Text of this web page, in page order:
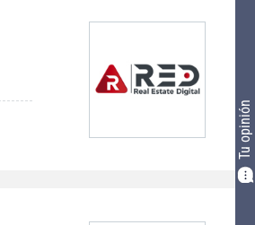
Tu opinión